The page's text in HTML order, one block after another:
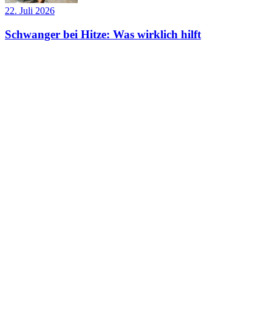
22. Juli 2026
Schwanger bei Hitze: Was wirklich hilft